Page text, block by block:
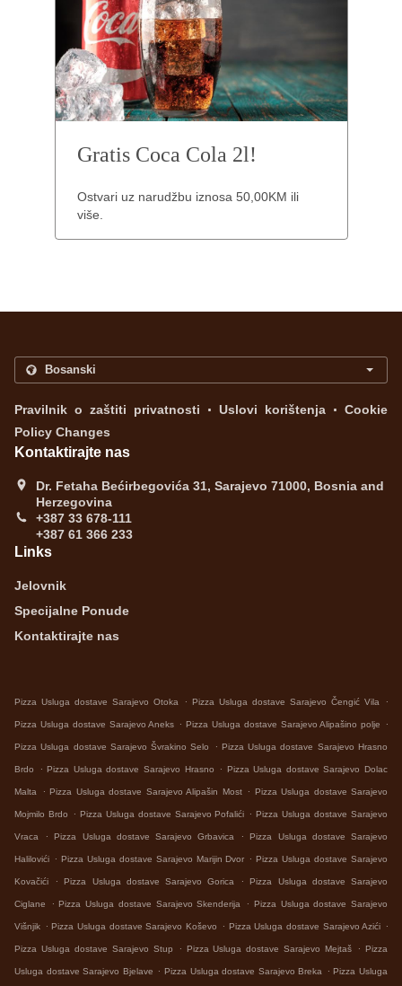
Gratis Coca Cola 2l!
Ostvari uz narudžbu iznosa 50,00KM ili
više.
Pravilnik o zaštiti privatnosti . Uslovi korištenja . Cookie
Policy Changes
Kontaktirajte nas
Dr. Fetaha Bećirbegovića 31, Sarajevo 71000, Bosnia and
Herzegovina
+387 33 678-111
+387 61 366 233
Links
Jelovnik
Specijalne Ponude
Kontaktirajte nas
Pizza Usluga dostave Sarajevo Otoka . Pizza Usluga dostave Sarajevo Čengić Vila .
Pizza Usluga dostave Sarajevo Aneks . Pizza Usluga dostave Sarajevo Alipašino polje .
Pizza Usluga dostave Sarajevo Švrakino Selo . Pizza Usluga dostave Sarajevo Hrasno
Brdo . Pizza Usluga dostave Sarajevo Hrasno . Pizza Usluga dostave Sarajevo Dolac
Malta . Pizza Usluga dostave Sarajevo Alipašin Most . Pizza Usluga dostave Sarajevo
Mojmilo Brdo . Pizza Usluga dostave Sarajevo Pofalići . Pizza Usluga dostave Sarajevo
Vraca . Pizza Usluga dostave Sarajevo Grbavica . Pizza Usluga dostave Sarajevo
Halilovići . Pizza Usluga dostave Sarajevo Marijin Dvor . Pizza Usluga dostave Sarajevo
Kovačići . Pizza Usluga dostave Sarajevo Gorica . Pizza Usluga dostave Sarajevo
Ciglane . Pizza Usluga dostave Sarajevo Skenderija . Pizza Usluga dostave Sarajevo
Višnjik . Pizza Usluga dostave Sarajevo Koševo . Pizza Usluga dostave Sarajevo Azići .
Pizza Usluga dostave Sarajevo Stup . Pizza Usluga dostave Sarajevo Mejtaš . Pizza
Usluga dostave Sarajevo Bjelave . Pizza Usluga dostave Sarajevo Breka . Pizza Usluga